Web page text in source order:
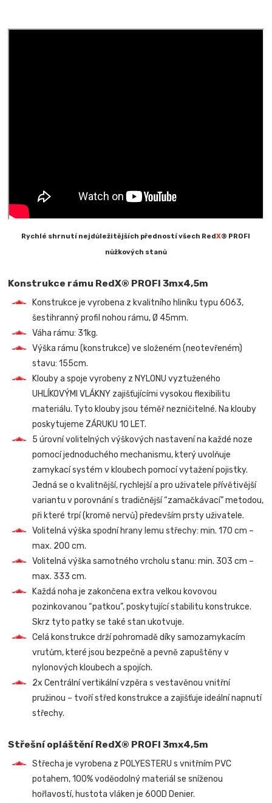
Rychlé shrnutí nejdůležitějších předností všech RedX® PROFI
nůžkových stanů
Konstrukce rámu RedX® PROFI 3mx4,5m
Konstrukce je vyrobena z kvalitního hliníku typu 6063,
šestihranný profil nohou rámu, Ø 45mm.
Váha rámu: 31kg.
Výška rámu (konstrukce) ve složeném (neotevřeném)
stavu: 155cm.
Klouby a spoje vyrobeny z NYLONU vyztuženého
UHLÍKOVÝMI VLÁKNY zajišťujícími vysokou flexibilitu
materiálu. Tyto klouby jsou téměř nezničitelné. Na klouby
poskytujeme ZÁRUKU 10 LET.
5 úrovní volitelných výškových nastavení na každé noze
pomocí jednoduchého mechanismu, který uvolňuje
zamykací systém v kloubech pomocí vytažení pojistky.
Jedná se o kvalitnější, rychlejší a pro uživatele přívětivější
variantu v porovnání s tradičnější “zamačkávací” metodou,
při které trpí (kromě nervů) především prsty uživatele.
Volitelná výška spodní hrany lemu střechy: min. 170 cm –
max. 200 cm.
Volitelná výška samotného vrcholu stanu: min. 303 cm –
max. 333 cm.
Každá noha je zakončena extra velkou kovovou
pozinkovanou “patkou”, poskytující stabilitu konstrukce.
Skrz tyto patky se také stan ukotvuje.
Celá konstrukce drží pohromadě díky samozamykacím
vrutům, které jsou bezpečně a pevně zapuštěny v
nylonových kloubech a spojích.
2x Centrální vertikální vzpěra s vestavěnou vnitřní
pružinou – tvoří střed konstrukce a zajišťuje ideální napnutí
střechy.
Střešní opláštění RedX® PROFI 3mx4,5m
Střecha je vyrobena z POLYESTERU s vnitřním PVC
potahem, 100% voděodolný materiál se sníženou
hořlavostí, hustota vláken je 600D Denier.